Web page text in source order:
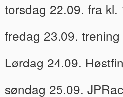
torsdag 22.09. fra kl.
fredag 23.09.
Lørdag 24.09.
søndag 25.09.